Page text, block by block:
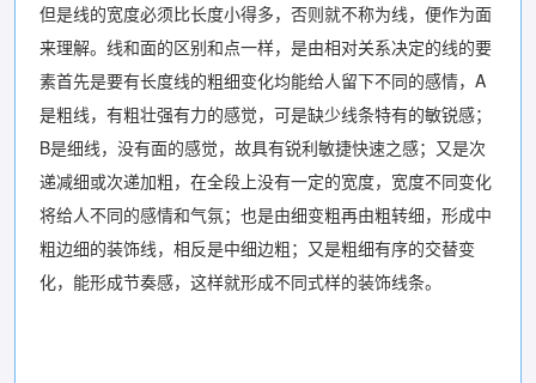
但是线的宽度必须比长度小得多，否则就不称为线，便作为面
来理解。线和面的区别和点一样，是由相对关系决定的线的要
素首先是要有长度线的粗细变化均能给人留下不同的感情，A
是粗线，有粗壮强有力的感觉，可是缺少线条特有的敏锐感；
B是细线，没有面的感觉，故具有锐利敏捷快速之感；又是次
递减细或次递加粗，在全段上没有一定的宽度，宽度不同变化
将给人不同的感情和气氛；也是由细变粗再由粗转细，形成中
粗边细的装饰线，相反是中细边粗；又是粗细有序的交替变
化，能形成节奏感，这样就形成不同式样的装饰线条。